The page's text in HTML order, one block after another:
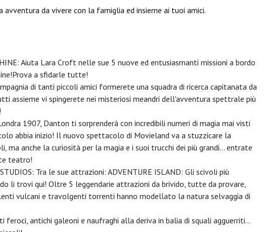
da vivere con la famiglia ed insieme ai tuoi amici.
Aiuta Lara Croft nelle sue 5 nuove ed entusiasmanti missioni a bordo
a sfidarle tutte!
di tanti piccoli amici formerete una squadra di ricerca capitanata da
assieme vi spingerete nei misteriosi meandri dell'avventura spettrale più
1907, Danton ti sorprenderà con incredibili numeri di magia mai visti
abbia inizio! Il nuovo spettacolo di Movieland va a stuzzicare la
ma anche la curiosità per la magia e i suoi trucchi dei più grandi… entrate
teatro!
Tra le sue attrazioni: ADVENTURE ISLAND: Gli scivoli più
li trovi qui! Oltre 5 leggendarie attrazioni da brivido, tutte da provare,
vulcani e travolgenti torrenti hanno modellato la natura selvaggia di
feroci, antichi galeoni e naufraghi alla deriva in balia di squali agguerriti...